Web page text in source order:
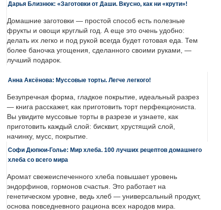
Дарья Близнюк: «Заготовки от Даши. Вкусно, как ни «крути»!
Домашние заготовки — простой способ есть полезные
фрукты и овощи круглый год. А еще это очень удобно:
делать их легко и под рукой всегда будет готовая еда. Тем
более баночка угощения, сделанного своими руками, —
лучший подарок.
Анна Аксёнова: Муссовые торты. Легче легкого!
Безупречная форма, гладкое покрытие, идеальный разрез
— книга расскажет, как приготовить торт перфекциониста.
Вы увидите муссовые торты в разрезе и узнаете, как
приготовить каждый слой: бисквит, хрустящий слой,
начинку, мусс, покрытие.
Софи Дюпюи-Голье: Мир хлеба. 100 лучших рецептов домашнего
хлеба со всего мира
Аромат свежеиспеченного хлеба повышает уровень
эндорфинов, гормонов счастья. Это работает на
генетическом уровне, ведь хлеб — универсальный продукт,
основа повседневного рациона всех народов мира.